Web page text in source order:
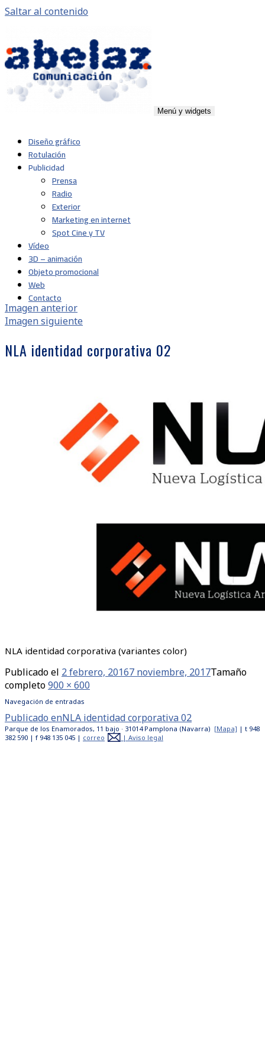
Saltar al contenido
Navarra
Menú y widgets
Diseño gráfico
Rotulación
Publicidad
Prensa
Radio
Exterior
Marketing en internet
Spot Cine y TV
Vídeo
3D – animación
Objeto promocional
Web
Contacto
Imagen anterior
Imagen siguiente
NLA identidad corporativa 02
NLA identidad corporativa (variantes color)
Publicado el 2 febrero, 20167 noviembre, 2017Tamaño
completo900 × 600
Navegación de entradas
Publicado enNLA identidad corporativa 02
Parque de los Enamorados, 11 bajo · 31014 Pamplona (Navarra) [Mapa] | t 948
382 590 | f 948 135 045 | correo | Aviso legal